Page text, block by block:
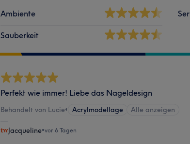
Ambiente
Sauberkeit
Perfekt wie immer! Liebe das Nageldesign
Behandelt von Lucie• Acrylmodellage Alle anzeigen
Jacqueline•vor 6 Tagen